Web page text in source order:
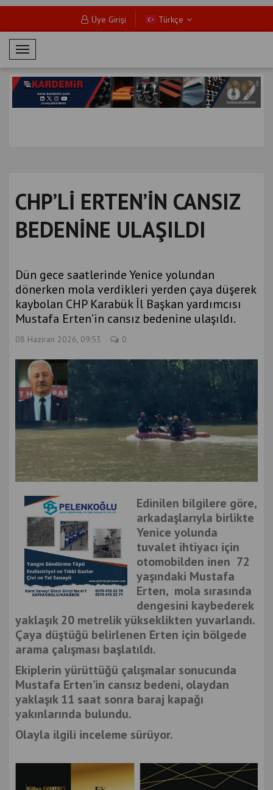
Üye Girişi Türkçe
M
o
b
l
CHP’Lİ ERTEN’İN CANSIZ
BEDENİNE ULAŞILDI
Dün gece saatlerinde Yenice yolundan
dönerken mola verdikleri yerden çaya düşerek
kaybolan CHP Karabük İl Başkan yardımcısı
Mustafa Erten’in cansız bedenine ulaşıldı.
08 Haziran 2026, 09:53 0
Edinilen bilgilere göre,
arkadaşlarıyla birlikte
Yenice yolunda
tuvalet ihtiyacı için
otomobilden inen 72
yaşındaki Mustafa
Erten, mola sırasında
dengesini kaybederek
yaklaşık 20 metrelik yükseklikten yuvarlandı.
Çaya düştüğü belirlenen Erten için bölgede
arama çalışması başlatıldı.
Ekiplerin yürüttüğü çalışmalar sonucunda
Mustafa Erten’in cansız bedeni, olaydan
yaklaşık 11 saat sonra baraj kapağı
yakınlarında bulundu.
Olayla ilgili inceleme sürüyor.